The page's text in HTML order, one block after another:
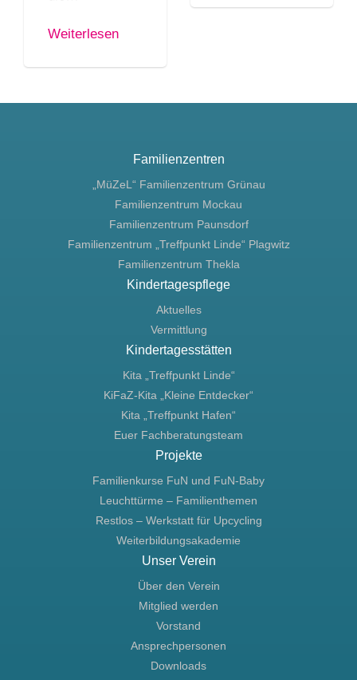
Weiterlesen
Familienzentren
„MüZeL“ Familienzentrum Grünau
Familienzentrum Mockau
Familienzentrum Paunsdorf
Familienzentrum „Treffpunkt Linde“ Plagwitz
Familienzentrum Thekla
Kindertagespflege
Aktuelles
Vermittlung
Kindertagesstätten
Kita „Treffpunkt Linde“
KiFaZ-Kita „Kleine Entdecker“
Kita „Treffpunkt Hafen“
Euer Fachberatungsteam
Projekte
Familienkurse FuN und FuN-Baby
Leuchttürme – Familienthemen
Restlos – Werkstatt für Upcycling
Weiterbildungsakademie
Unser Verein
Über den Verein
Mitglied werden
Vorstand
Ansprechpersonen
Downloads